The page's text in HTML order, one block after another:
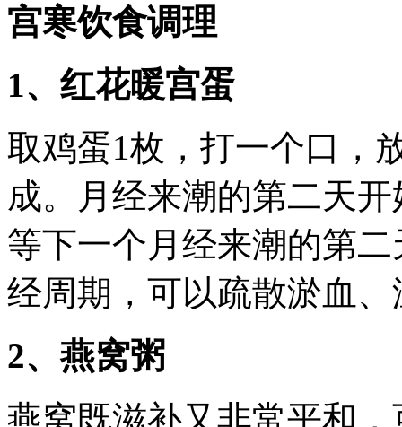
宫寒饮食调理
1、红花暖宫蛋
取鸡蛋1枚，打一个口，
成。月经来潮的第二天
等下一个月经来潮的第
经周期，可以疏散淤血
2、燕窝粥
燕窝既滋补又非常平和